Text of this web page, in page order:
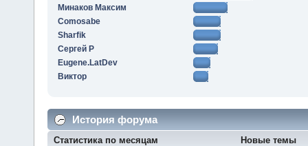
Минаков Максим
Comosabe
Sharfik
Сергей Р
Eugene.LatDev
Виктор
История форума
Статистика по месяцам Новые темы